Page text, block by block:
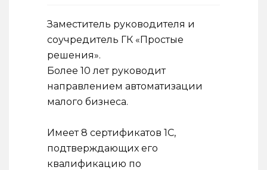
Заместитель руководителя и
соучредитель ГК «Простые
решения».
Более 10 лет руководит
направлением автоматизации
малого бизнеса.
Имеет 8 сертификатов 1С,
подтверждающих его
квалификацию по